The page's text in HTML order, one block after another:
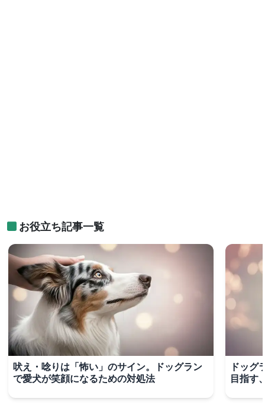
お役立ち記事一覧
吠え・唸りは「怖い」のサイン。ドッグラン
で愛犬が笑顔になるための対処法
ドッグ
目指す